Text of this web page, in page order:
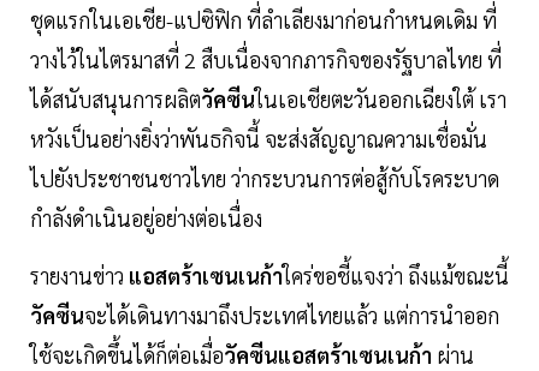
ชุดแรกในเอเชีย-แปซิฟิก ที่ลำเลียงมาก่อนกำหนดเดิม ที่
วางไว้ในไตรมาสที่ 2 สืบเนื่องจากภารกิจของรัฐบาลไทย ที่
ได้สนับสนุนการผลิตวัคซีนในเอเชียตะวันออกเฉียงใต้ เรา
หวังเป็นอย่างยิ่งว่าพันธกิจนี้ จะส่งสัญญาณความเชื่อมั่น
ไปยังประชาชนชาวไทย ว่ากระบวนการต่อสู้กับโรคระบาด
กำลังดำเนินอยู่อย่างต่อเนื่อง
รายงานข่าว แอสตร้าเซนเนก้าใคร่ขอชี้แจงว่า ถึงแม้ขณะนี้
วัคซีนจะได้เดินทางมาถึงประเทศไทยแล้ว แต่การนำออก
ใช้จะเกิดขึ้นได้ก็ต่อเมื่อวัคซีนแอสตร้าเซนเนก้า ผ่าน